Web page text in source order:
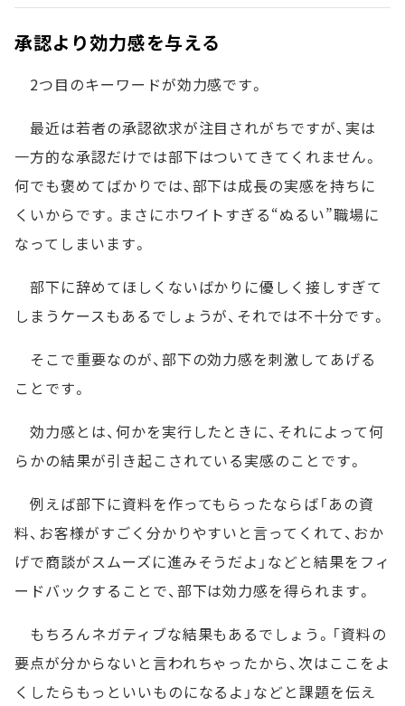
承認より効力感を与える
2つ目のキーワードが効力感です。
最近は若者の承認欲求が注目されがちですが、実は
一方的な承認だけでは部下はついてきてくれません。
何でも褒めてばかりでは、部下は成長の実感を持ちに
くいからです。まさにホワイトすぎる“ぬるい”職場に
なってしまいます。
部下に辞めてほしくないばかりに優しく接しすぎて
しまうケースもあるでしょうが、それでは不十分です。
そこで重要なのが、部下の効力感を刺激してあげる
ことです。
効力感とは、何かを実行したときに、それによって何
らかの結果が引き起こされている実感のことです。
例えば部下に資料を作ってもらったならば「あの資
料、お客様がすごく分かりやすいと言ってくれて、おか
げで商談がスムーズに進みそうだよ」などと結果をフィ
ードバックすることで、部下は効力感を得られます。
もちろんネガティブな結果もあるでしょう。「資料の
要点が分からないと言われちゃったから、次はここをよ
くしたらもっといいものになるよ」などと課題を伝え